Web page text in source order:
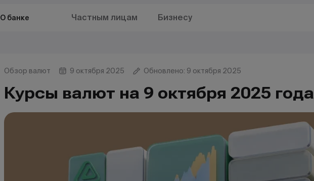
О банке Частным лицам Бизнесу
Обзор валют 9 октября 2025 Обновлено: 9 октября 2025
Курсы валют на 9 октября 2025 года